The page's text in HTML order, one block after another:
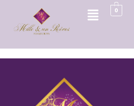
0